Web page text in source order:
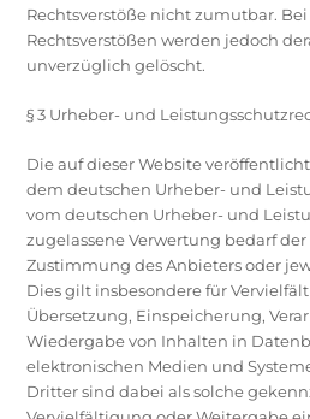
Rechtsverstöße nicht zumutbar.
Rechtsverstößen werden jedoch
unverzüglich gelöscht.
§ 3 Urheber- und
Die auf dieser Website
dem deutschen Urheber- und
vom deutschen Urheber- und
zugelassene Verwertung bedarf
Zustimmung des Anbieters oder
Dies gilt insbesondere für
Übersetzung, Einspeicherung,
Wiedergabe von Inhalten in
elektronischen Medien und
Dritter sind dabei als solche